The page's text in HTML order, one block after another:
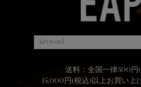
送料：全国一律500円
15,000円(税込)以上お買い上